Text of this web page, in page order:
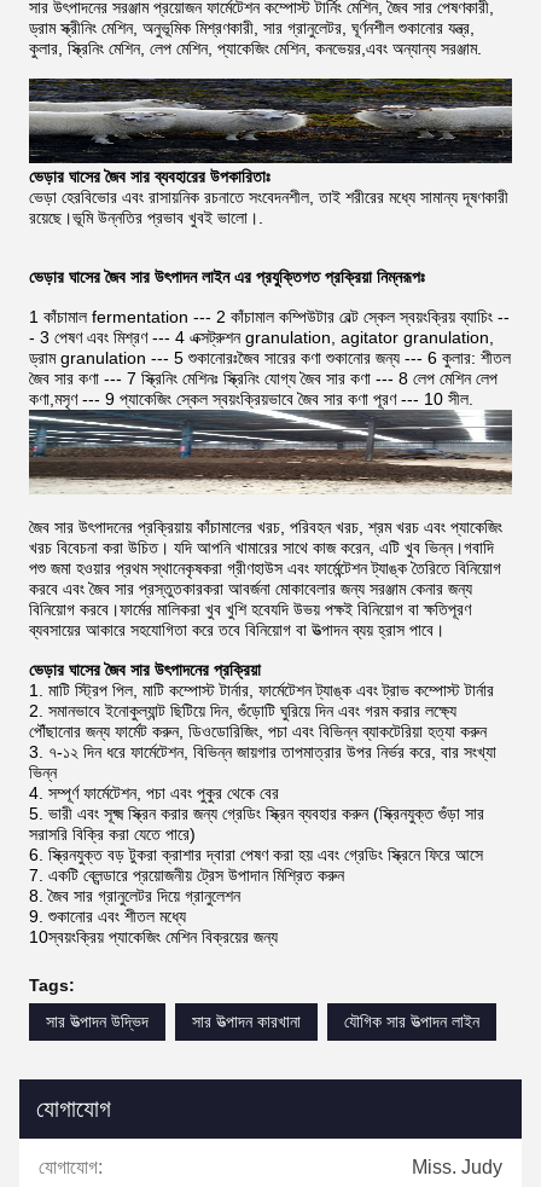
সার উৎপাদনের সরঞ্জাম প্রয়োজন ফার্মেটেশন কম্পোস্ট টার্নিং মেশিন, জৈব সার পেষণকারী,
ড্রাম স্ক্রীনিং মেশিন, অনুভূমিক মিশ্রণকারী, সার গ্রানুলেটর, ঘূর্ণনশীল শুকানোর যন্ত্র,
কুলার, স্ক্রিনিং মেশিন, লেপ মেশিন, প্যাকেজিং মেশিন, কনভেয়র,এবং অন্যান্য সরঞ্জাম.
ভেড়ার ঘাসের জৈব সার ব্যবহারের উপকারিতাঃ
ভেড়া হেরবিভোর এবং রাসায়নিক রচনাতে সংবেদনশীল, তাই শরীরের মধ্যে সামান্য দূষণকারী
রয়েছে।ভূমি উন্নতির প্রভাব খুবই ভালো।.
ভেড়ার ঘাসের জৈব সার উৎপাদন লাইন এর প্রযুক্তিগত প্রক্রিয়া নিম্নরূপঃ
1 কাঁচামাল fermentation --- 2 কাঁচামাল কম্পিউটার বেল্ট স্কেল স্বয়ংক্রিয় ব্যাচিং --
- 3 পেষণ এবং মিশ্রণ --- 4 এক্সট্রুশন granulation, agitator granulation,
ড্রাম granulation --- 5 শুকানোরঃজৈব সারের কণা শুকানোর জন্য --- 6 কুলার: শীতল
জৈব সার কণা --- 7 স্ক্রিনিং মেশিনঃ স্ক্রিনিং যোগ্য জৈব সার কণা --- 8 লেপ মেশিন লেপ
কণা,মসৃণ --- 9 প্যাকেজিং স্কেল স্বয়ংক্রিয়ভাবে জৈব সার কণা পূরণ --- 10 সীল.
জৈব সার উৎপাদনের প্রক্রিয়ায় কাঁচামালের খরচ, পরিবহন খরচ, শ্রম খরচ এবং প্যাকেজিং
খরচ বিবেচনা করা উচিত। যদি আপনি খামারের সাথে কাজ করেন, এটি খুব ভিন্ন।গবাদি
পশু জমা হওয়ার প্রথম স্থানেকৃষকরা গ্রীণহাউস এবং ফার্মেন্টেশন ট্যাঙ্ক তৈরিতে বিনিয়োগ
করবে এবং জৈব সার প্রস্তুতকারকরা আবর্জনা মোকাবেলার জন্য সরঞ্জাম কেনার জন্য
বিনিয়োগ করবে।ফার্মের মালিকরা খুব খুশি হবেযদি উভয় পক্ষই বিনিয়োগ বা ক্ষতিপূরণ
ব্যবসায়ের আকারে সহযোগিতা করে তবে বিনিয়োগ বা উত্পাদন ব্যয় হ্রাস পাবে।
ভেড়ার ঘাসের জৈব সার উৎপাদনের প্রক্রিয়া
1. মাটি স্ট্রিপ পিল, মাটি কম্পোস্ট টার্নার, ফার্মেটেশন ট্যাঙ্ক এবং ট্রাভ কম্পোস্ট টার্নার
2. সমানভাবে ইনোকুল্যান্ট ছিটিয়ে দিন, গুঁড়োটি ঘুরিয়ে দিন এবং গরম করার লক্ষ্যে
পৌঁছানোর জন্য ফার্মেট করুন, ডিওডোরিজিং, পচা এবং বিভিন্ন ব্যাকটেরিয়া হত্যা করুন
3. ৭-১২ দিন ধরে ফার্মেটেশন, বিভিন্ন জায়গার তাপমাত্রার উপর নির্ভর করে, বার সংখ্যা
ভিন্ন
4. সম্পূর্ণ ফার্মেটেশন, পচা এবং পুকুর থেকে বের
5. ভারী এবং সূক্ষ্ম স্ক্রিন করার জন্য গ্রেডিং স্ক্রিন ব্যবহার করুন (স্ক্রিনযুক্ত গুঁড়া সার
সরাসরি বিক্রি করা যেতে পারে)
6. স্ক্রিনযুক্ত বড় টুকরা ক্রাশার দ্বারা পেষণ করা হয় এবং গ্রেডিং স্ক্রিনে ফিরে আসে
7. একটি ব্লেন্ডারে প্রয়োজনীয় ট্রেস উপাদান মিশ্রিত করুন
8. জৈব সার গ্রানুলেটর দিয়ে গ্রানুলেশন
9. শুকানোর এবং শীতল মধ্যে
10স্বয়ংক্রিয় প্যাকেজিং মেশিন বিক্রয়ের জন্য
Tags:
সার উত্পাদন উদ্ভিদ
সার উত্পাদন কারখানা যৌগিক সার উত্পাদন লাইন
যোগাযোগ
যোগাযোগ: Miss. Judy